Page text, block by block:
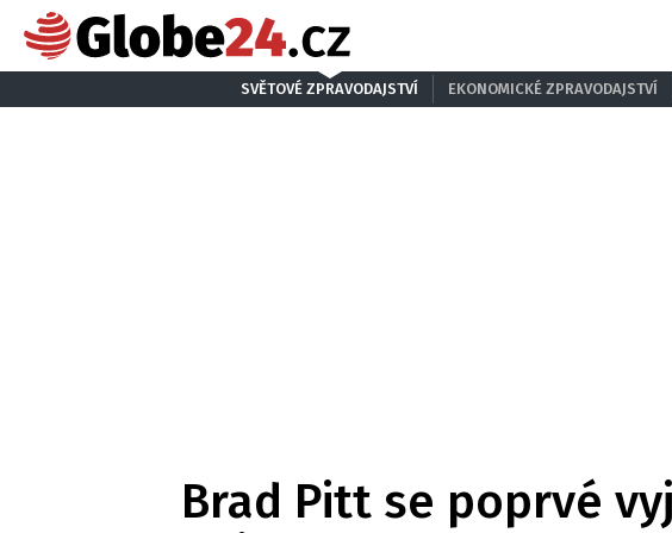
SVĚTOVÉ ZPRAVODAJSTVÍ EKONOMICKÉ ZPRAVODAJSTVÍ
Brad Pitt se poprvé